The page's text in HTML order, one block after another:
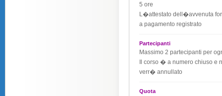
5 ore
L�attestato dell�avvenuta
a pagamento registrato
Partecipanti
Massimo 2 partecipanti per
Il corso � a numero chiuso e
verr� annullato
Quota